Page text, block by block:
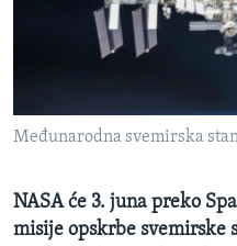
MAGAZIN
O GLASU AMERIKE
Learning English
Međunarodna svemirska
NASA će 3. juna preko
misije opskrbe svemirske